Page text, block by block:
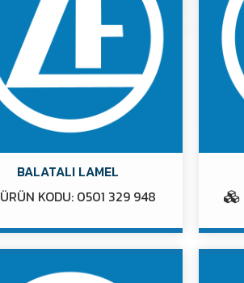
BALATALI LAMEL
ÜRÜN KODU: 0501 329 948